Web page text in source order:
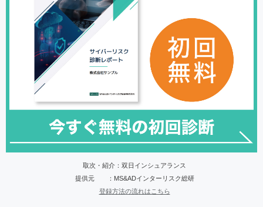
取次・紹介：双日インシュアランス
提供元 ：MS&ADインターリスク総研
登録方法の流れはこちら